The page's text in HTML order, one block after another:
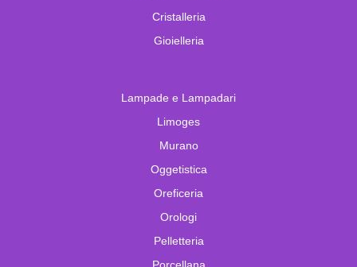
Cristalleria
Gioielleria
Lampade e Lampadari
Limoges
Murano
Oggetistica
Oreficeria
Orologi
Pelletteria
Porcellana